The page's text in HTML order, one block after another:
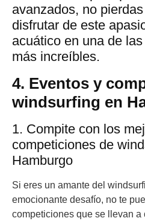
avanzados, no
disfrutar de este
acuático en una de
más increíbles.
4. Eventos y
windsurfing en
1. Compite con los
competiciones de
Hamburgo
Si eres un amante del
emocionante desafío, no te
competiciones que se llevan a